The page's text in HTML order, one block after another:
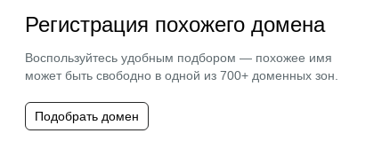
Регистрация похожего домена
Воспользуйтесь удобным подбором — похожее имя
может быть свободно в одной из 700+ доменных зон.
Подобрать домен